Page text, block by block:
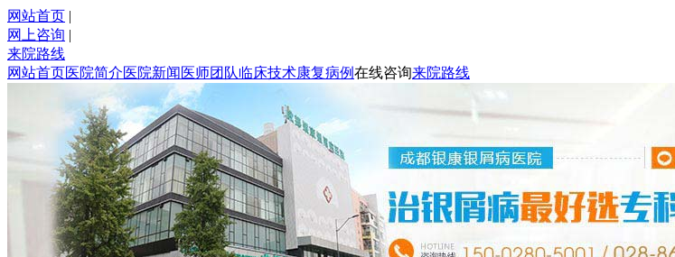
网站首页 |
网上咨询 |
来院路线
网站首页医院简介医院新闻 医师团队临床技术康复病例在线咨询来院路线